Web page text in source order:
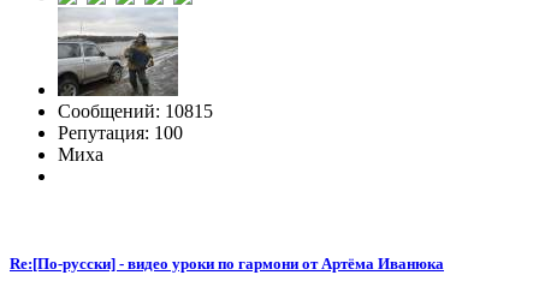
Сообщений: 10815
Репутация: 100
Миха
Re:[По-русски] - видео уроки по гармони от Артёма Иванюка